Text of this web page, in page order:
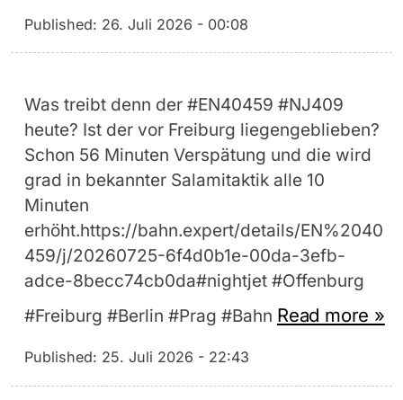
Published: 26. Juli 2026 - 00:08
Was treibt denn der #EN40459 #NJ409
heute? Ist der vor Freiburg liegengeblieben?
Schon 56 Minuten Verspätung und die wird
grad in bekannter Salamitaktik alle 10
Minuten
erhöht.https://bahn.expert/details/EN%2040
459/j/20260725-6f4d0b1e-00da-3efb-
adce-8becc74cb0da#nightjet #Offenburg
#Freiburg #Berlin #Prag #Bahn Read more »
Published: 25. Juli 2026 - 22:43